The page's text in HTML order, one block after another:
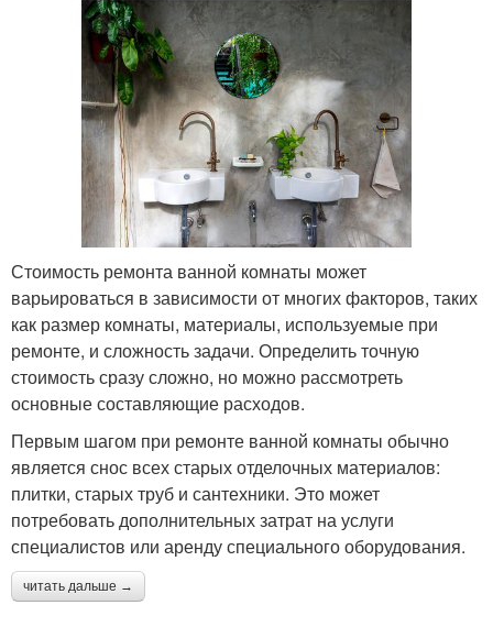
Стоимость ремонта ванной комнаты может
варьироваться в зависимости от многих факторов, таких
как размер комнаты, материалы, используемые при
ремонте, и сложность задачи. Определить точную
стоимость сразу сложно, но можно рассмотреть
основные составляющие расходов.
Первым шагом при ремонте ванной комнаты обычно
является снос всех старых отделочных материалов:
плитки, старых труб и сантехники. Это может
потребовать дополнительных затрат на услуги
специалистов или аренду специального оборудования.
читать дальше →